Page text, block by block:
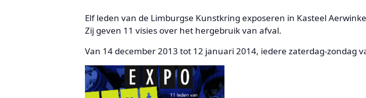
Elf leden van de Limburgse Kunstkring exposeren in Kasteel
Zij geven 11 visies over het hergebruik van afval.
Van 14 december 2013 tot 12 januari 2014, iedere zaterdag-zondag